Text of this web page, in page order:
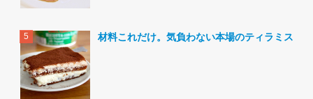
材料これだけ。気負わない本場のティラミス。